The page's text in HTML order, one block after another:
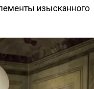
изысканного